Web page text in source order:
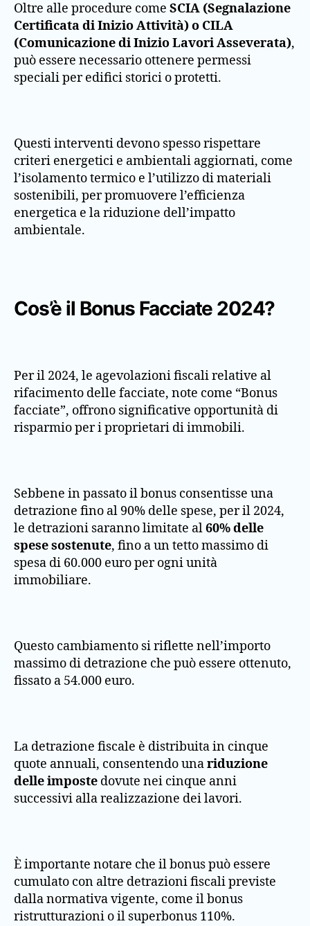
Oltre alle procedure come SCIA (Segnalazione
Certificata di Inizio Attività) o CILA
(Comunicazione di Inizio Lavori Asseverata),
può essere necessario ottenere permessi
speciali per edifici storici o protetti.
Questi interventi devono spesso rispettare
criteri energetici e ambientali aggiornati, come
l’isolamento termico e l’utilizzo di materiali
sostenibili, per promuovere l’efficienza
energetica e la riduzione dell’impatto
ambientale.
Cos’è il Bonus Facciate 2024?
Per il 2024, le agevolazioni fiscali relative al
rifacimento delle facciate, note come “Bonus
facciate”, offrono significative opportunità di
risparmio per i proprietari di immobili.
Sebbene in passato il bonus consentisse una
detrazione fino al 90% delle spese, per il 2024,
le detrazioni saranno limitate al60% delle
spese sostenute, fino a un tetto massimo di
spesa di 60.000 euro per ogni unità
immobiliare.
Questo cambiamento si riflette nell’importo
massimo di detrazione che può essere ottenuto,
fissato a 54.000 euro​.
La detrazione fiscale è distribuita in cinque
quote annuali, consentendo unariduzione
delle imposte dovute nei cinque anni
successivi alla realizzazione dei lavori.
È importante notare che il bonus può essere
cumulato con altre detrazioni fiscali previste
dalla normativa vigente, come il bonus
ristrutturazioni o il superbonus 110%.